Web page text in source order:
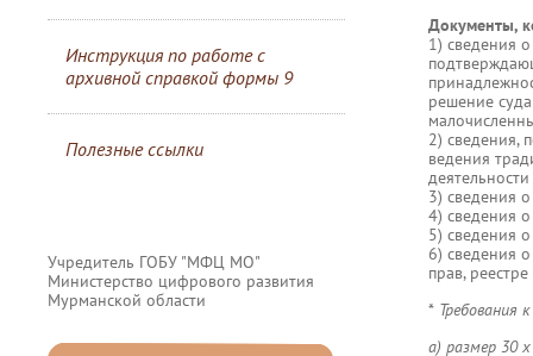
Инструкция по работе с
архивной справкой формы 9
Полезные ссылки
Учредитель ГОБУ "МФЦ МО"
Министерство цифрового развития
Мурманской области
Документы,
1) сведения
решение
2) сведения,
ведения
3) сведения
4) сведения
5) сведения
6) сведения
прав,
* Требования
а) размер 30